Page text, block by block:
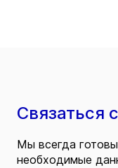
Связаться
Мы всегда
необходимые